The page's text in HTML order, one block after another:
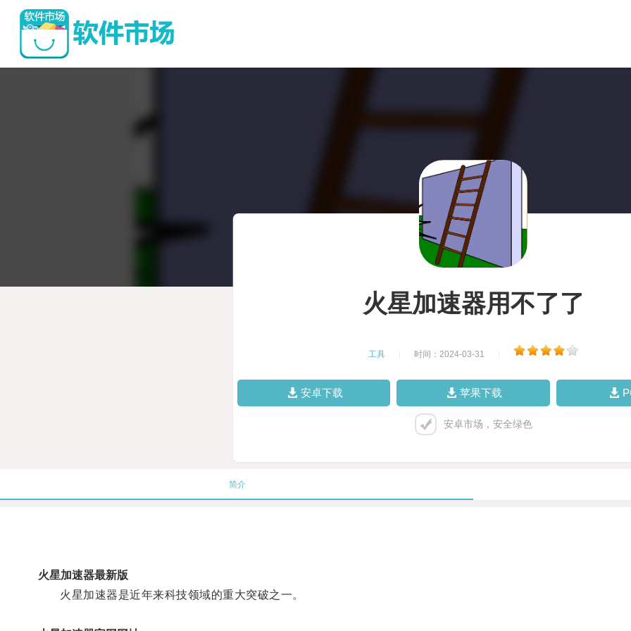
火星加速器用不了了
工具 时间：2024-03-31
安卓下载 苹果下载
安卓市场，安全绿色
简介
火星加速器最新版
火星加速器是近年来科技领域的重大突破之一。